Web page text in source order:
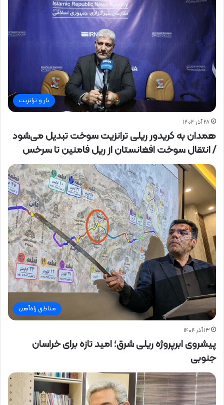
بار و ترانزیت
۲۸ آذر ۱۴۰۴
همدان به کریدور ریلی ترانزیت سوخت تبدیل می‌شود
/ انتقال سوخت افغانستان از ریل فامنین تا سرخس
مناطق راه‌آهن
۱۳ آذر ۱۴۰۴
پیشروی ابرپروژه ریلی شرق؛ امید تازه برای خراسان
جنوبی